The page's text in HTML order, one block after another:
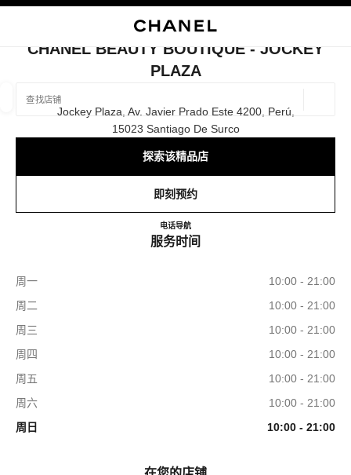
查找销售店铺
相关建议会显示在此搜索栏下方
0 有相关建议
关闭精品店卡片 CHANEL BEAUTY BOUTIQUE - JOCKEY PLAZA
CHANEL BEAUTY BOUTIQUE - JOCKEY
PLAZA
Jockey Plaza, Av. Javier Prado Este 4200, Perú,
15023 Santiago De Surco
探索该精品店
即刻预约
电话+51 981 067 729
导航CHANEL Beauty Boutique -
服务时间
周一
10:00 - 21:00
周二
10:00 - 21:00
周三
10:00 - 21:00
周四
10:00 - 21:00
周五
10:00 - 21:00
周六
10:00 - 21:00
周日
10:00 - 21:00
筛选结果依据：
腕表与高级珠宝